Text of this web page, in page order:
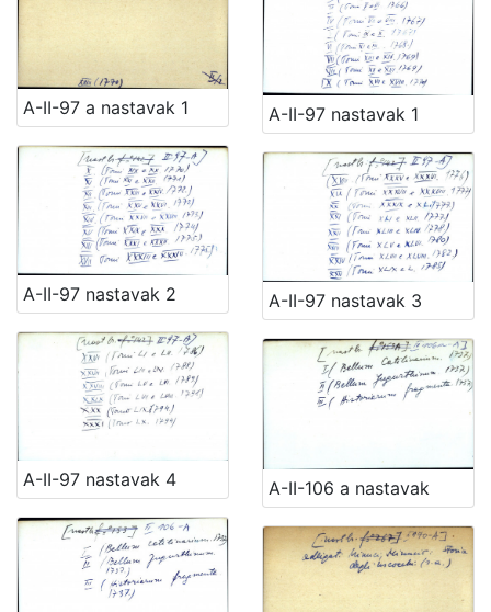
A-II-97 a nastavak 1 A-II-97 nastavak 1
A-II-97 nastavak 2 A-II-97 nastavak 3
A-II-97 nastavak 4 A-II-106 a nastavak